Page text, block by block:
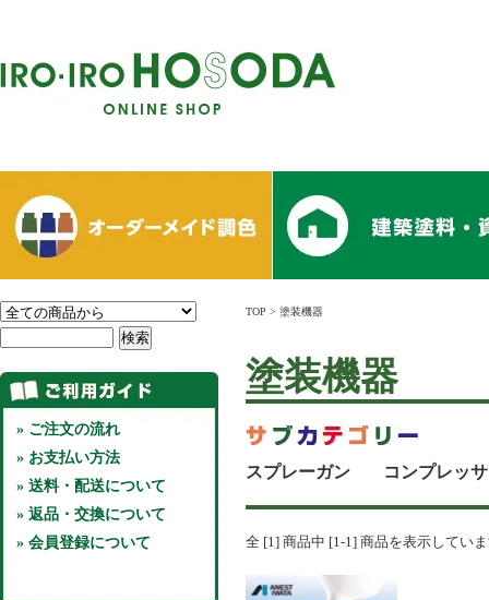
» ご注文の流れ
» お支払い方法
» 送料・配送について
» 返品・交換について
» 会員登録について
TOP > 塗装機器
塗装機器
スプレーガン コンプレッ
全 [1] 商品中 [1-1] 商品を表示してい